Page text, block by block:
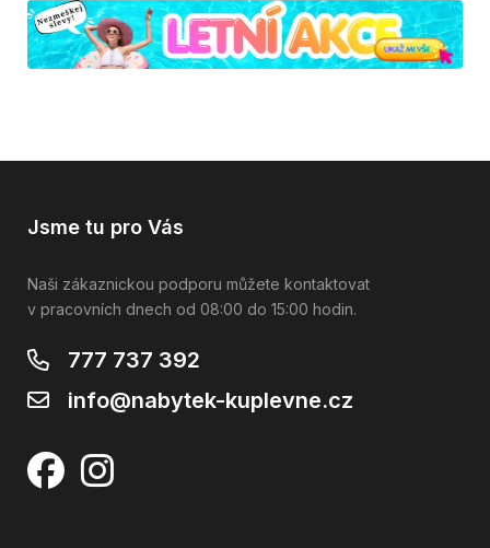
Jsme tu pro Vás
Naši zákaznickou podporu můžete kontaktovat
v pracovních dnech od 08:00 do 15:00 hodin.
777 737 392
info@nabytek-kuplevne.cz